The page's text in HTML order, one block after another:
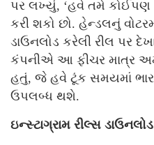
પર લખ્યું, ‘હવે તમે કોઈપણ
કરી શકો છો. હેન્ડલનું
ડાઉનલોડ કરેલી રીલ પર
કંપનીએ આ ફીચર માત્ર
હતું, જે હવે ટૂંક સમયમાં
ઉપલબ્ધ થશે.
ઇન્સ્ટાગ્રામ રીલ્સ